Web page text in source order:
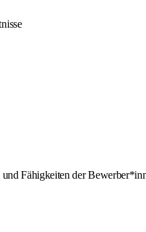
Fähigkeiten der